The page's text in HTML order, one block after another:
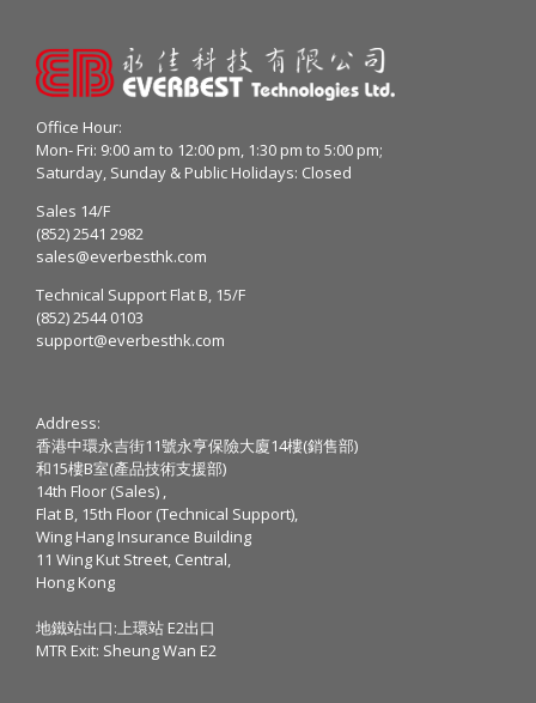
Office Hour:
Mon- Fri: 9:00 am to 12:00 pm, 1:30 pm to 5:00 pm;
Saturday, Sunday & Public Holidays: Closed
Sales 14/F
(852) 2541 2982
sales@everbesthk.com
Technical Support Flat B, 15/F
(852) 2544 0103
support@everbesthk.com
Address:
香港中環永吉街11號永亨保險大廈14樓(銷售部)
和15樓B室(產品技術支援部)
14th Floor (Sales) ,
Flat B, 15th Floor (Technical Support),
Wing Hang Insurance Building
11 Wing Kut Street, Central,
Hong Kong
地鐵站出口:上環站 E2出口
MTR Exit: Sheung Wan E2